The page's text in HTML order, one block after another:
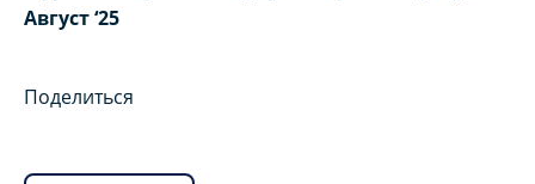
Август ‘25
Поделиться